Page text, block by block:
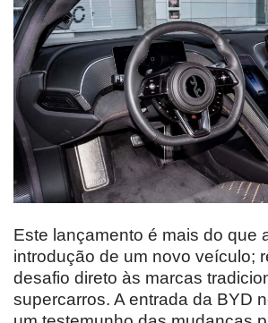
Este lançamento é mais do que
introdução de um novo veículo;
desafio direto às marcas
supercarros. A entrada da BYD